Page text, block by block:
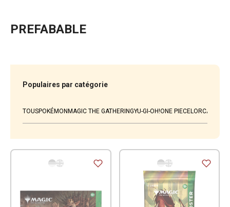
PREFABABLE
Populaires par catégorie
TOUSPOKÉMONMAGIC THE GATHERINGYU-GI-OH!ONE PIECELORCANA